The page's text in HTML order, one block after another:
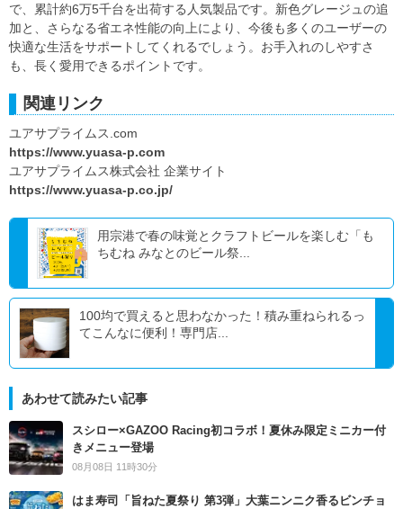
で、累計約6万5千台を出荷する人気製品です。新色グレージュの追
加と、さらなる省エネ性能の向上により、今後も多くのユーザーの
快適な生活をサポートしてくれるでしょう。お手入れのしやすさ
も、長く愛用できるポイントです。
関連リンク
ユアサプライムス.com
https://www.yuasa-p.com
ユアサプライムス株式会社 企業サイト
https://www.yuasa-p.co.jp/
用宗港で春の味覚とクラフトビールを楽しむ「も
ちむね みなとのビール祭...
100均で買えると思わなかった！積み重ねられるっ
てこんなに便利！専門店...
あわせて読みたい記事
スシロー×GAZOO Racing初コラボ！夏休み限定ミニカー付
きメニュー登場
08月08日 11時30分
はま寿司「旨ねた夏祭り 第3弾」大葉ニンニク香るビンチョ